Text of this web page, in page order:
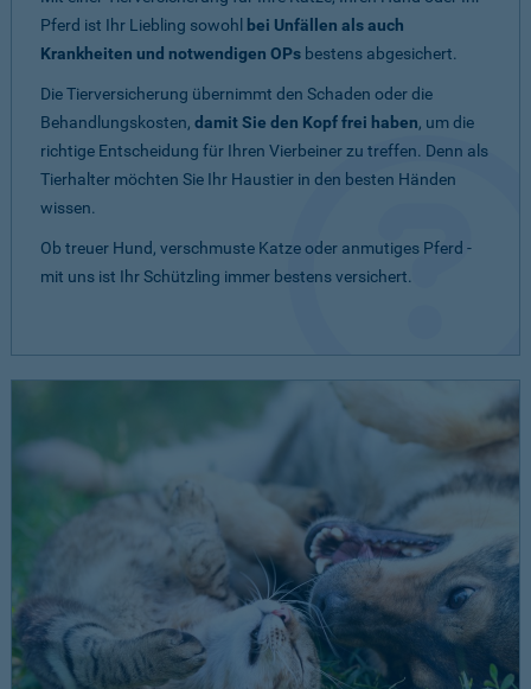
Pferd ist Ihr Liebling sowohl
bei Unfällen als auch
Krankheiten und notwendigen OPs bestens abgesichert.
Die Tierversicherung übernimmt den Schaden oder die
Behandlungskosten, damit Sie den Kopf frei haben, um die
richtige Entscheidung für Ihren Vierbeiner zu treffen. Denn als
Tierhalter möchten Sie Ihr Haustier in den besten Händen
wissen.
Ob treuer Hund, verschmuste Katze oder anmutiges Pferd -
mit uns ist Ihr Schützling immer bestens versichert.